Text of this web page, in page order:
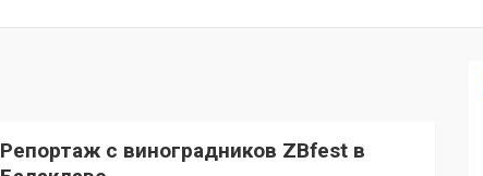
Репортаж с виноградников ZBfest в